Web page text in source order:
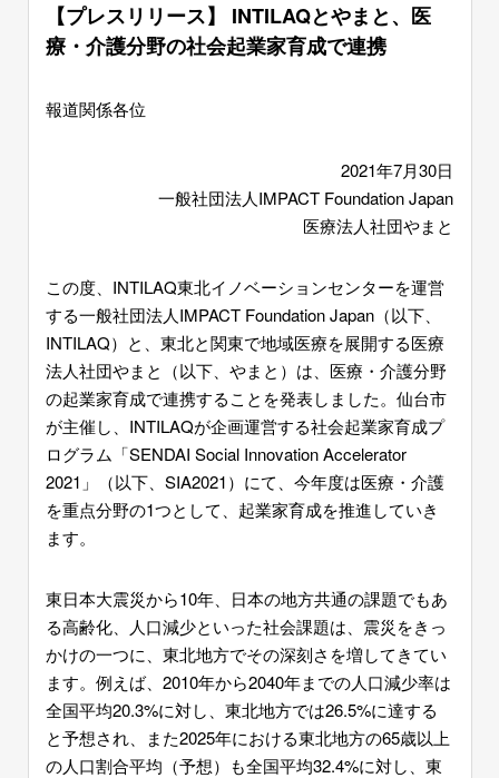
【プレスリリース】 INTILAQとやまと、医
療・介護分野の社会起業家育成で連携
報道関係各位
2021年7月30日
一般社団法人IMPACT Foundation Japan
医療法人社団やまと
この度、INTILAQ東北イノベーションセンターを運営
する一般社団法人IMPACT Foundation Japan（以下、
INTILAQ）と、東北と関東で地域医療を展開する医療
法人社団やまと（以下、やまと）は、医療・介護分野
の起業家育成で連携することを発表しました。仙台市
が主催し、INTILAQが企画運営する社会起業家育成プ
ログラム「SENDAI Social Innovation Accelerator
2021」（以下、SIA2021）にて、今年度は医療・介護
を重点分野の1つとして、起業家育成を推進していき
ます。
東日本大震災から10年、日本の地方共通の課題でもあ
る高齢化、人口減少といった社会課題は、震災をきっ
かけの一つに、東北地方でその深刻さを増してきてい
ます。例えば、2010年から2040年までの人口減少率は
全国平均20.3%に対し、東北地方では26.5%に達する
と予想され、また2025年における東北地方の65歳以上
の人口割合平均（予想）も全国平均32.4%に対し、東